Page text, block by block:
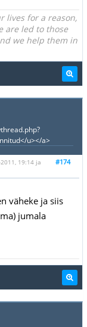
lives for a reason,
are led to those
we help them in
u></a>
#174
19:14 ja
väheke ja siis
jumala